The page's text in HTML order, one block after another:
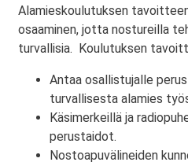
Alamieskoulutuksen
osaaminen, jotta nostureilla
turvallisia. Koulutuksen
Antaa osallistujalle
turvallisesta alamies
Käsimerkeillä ja
perustaidot.
Nostoapuvälineiden